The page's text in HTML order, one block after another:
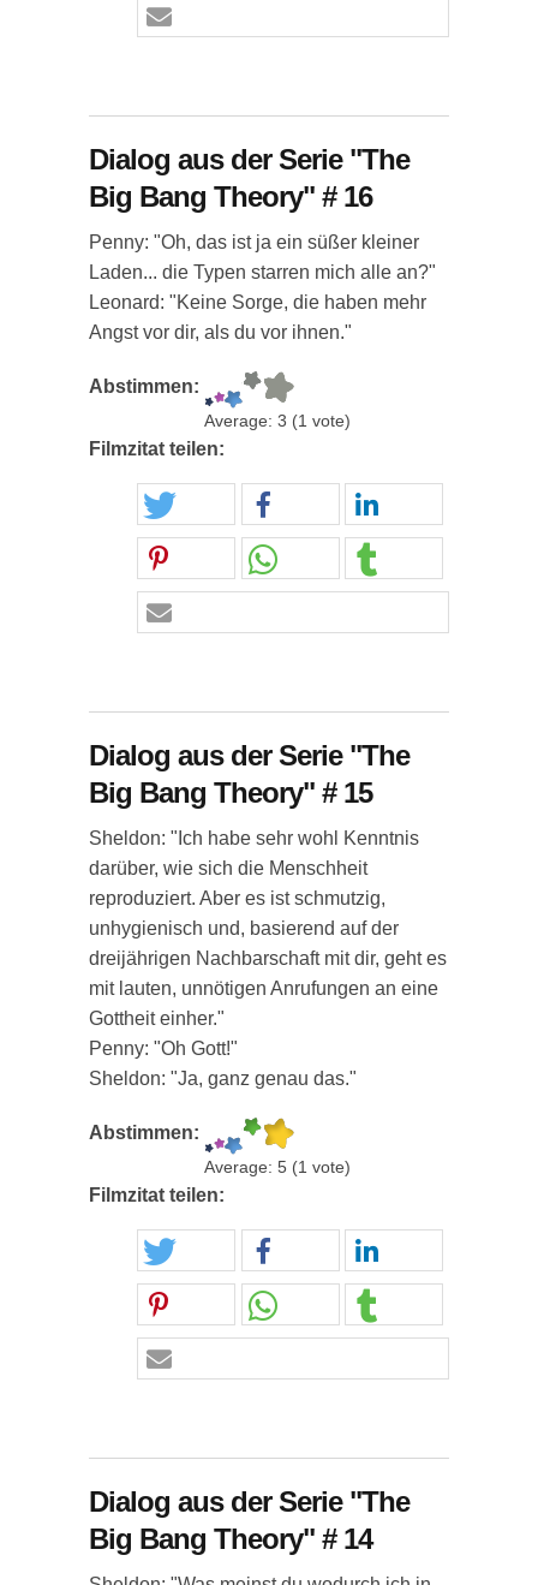
Dialog aus der Serie "The
Big Bang Theory" # 16
Penny: "Oh, das ist ja ein süßer kleiner
Laden... die Typen starren mich alle an?"
Leonard: "Keine Sorge, die haben mehr
Angst vor dir, als du vor ihnen."
Abstimmen:
Average: 3 (1 vote)
Filmzitat teilen:
Dialog aus der Serie "The
Big Bang Theory" # 15
Sheldon: "Ich habe sehr wohl Kenntnis
darüber, wie sich die Menschheit
reproduziert. Aber es ist schmutzig,
unhygienisch und, basierend auf der
dreijährigen Nachbarschaft mit dir, geht es
mit lauten, unnötigen Anrufungen an eine
Gottheit einher."
Penny: "Oh Gott!"
Sheldon: "Ja, ganz genau das."
Abstimmen:
Average: 5 (1 vote)
Filmzitat teilen:
Dialog aus der Serie "The
Big Bang Theory" # 14